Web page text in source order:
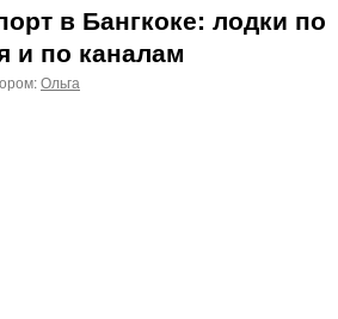
в Бангкоке: лодки по
и по каналам
Ольга